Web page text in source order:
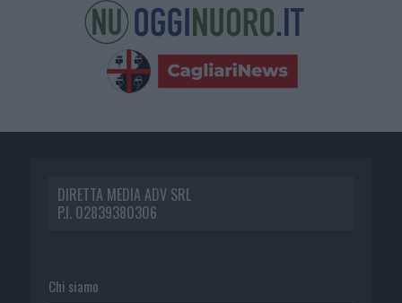
DIRETTA MEDIA ADV SRL
P.I. 02839380306
Chi siamo